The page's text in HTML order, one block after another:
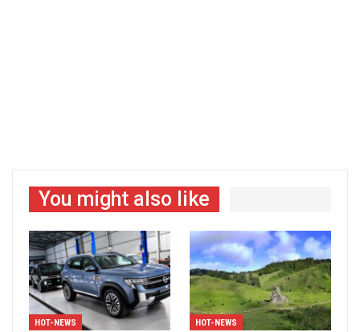
You might also like
HOT-NEWS HOT-NEWS